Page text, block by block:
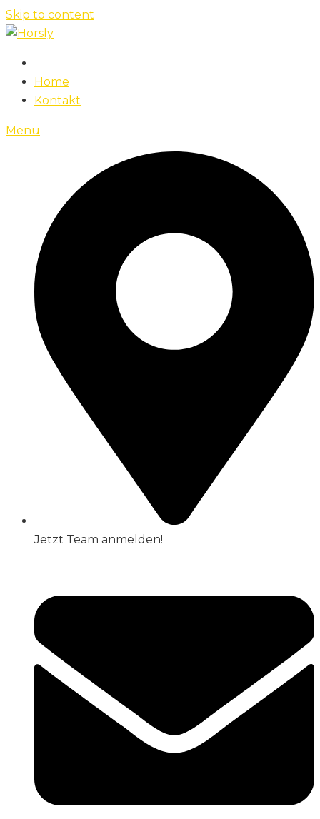
Skip to content
Home
Kontakt
Menu
Jetzt Team anmelden!